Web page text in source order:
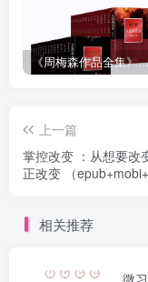
《周梅森作品全集
上一篇
掌控改变 ：从想要改
正改变 （
相关推荐